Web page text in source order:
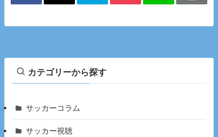
カテゴリーから探す
サッカーコラム
サッカー視聴